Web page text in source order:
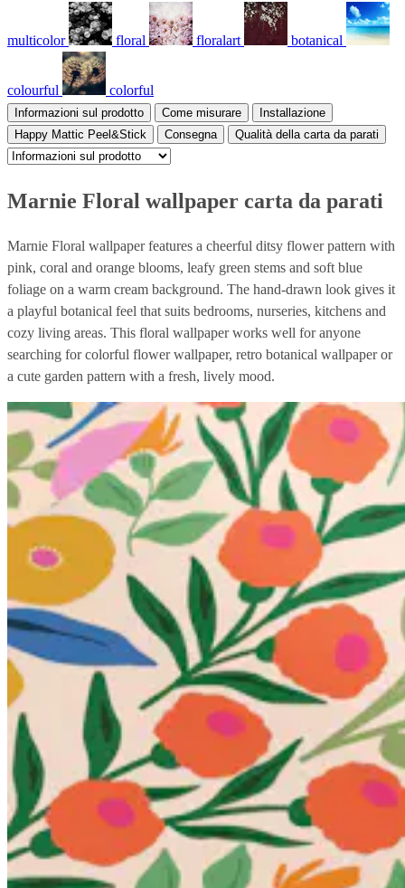
multicolor floral floralart botanical
colourful colorful
Informazioni sul prodotto Come misurare
Installazione
Happy Mattic Peel&Stick
Consegna Qualità della carta da parati
Marnie Floral wallpaper carta da parati
Marnie Floral wallpaper features a cheerful ditsy flower pattern with
pink, coral and orange blooms, leafy green stems and soft blue
foliage on a warm cream background. The hand-drawn look gives it
a playful botanical feel that suits bedrooms, nurseries, kitchens and
cozy living areas. This floral wallpaper works well for anyone
searching for colorful flower wallpaper, retro botanical wallpaper or
a cute garden pattern with a fresh, lively mood.